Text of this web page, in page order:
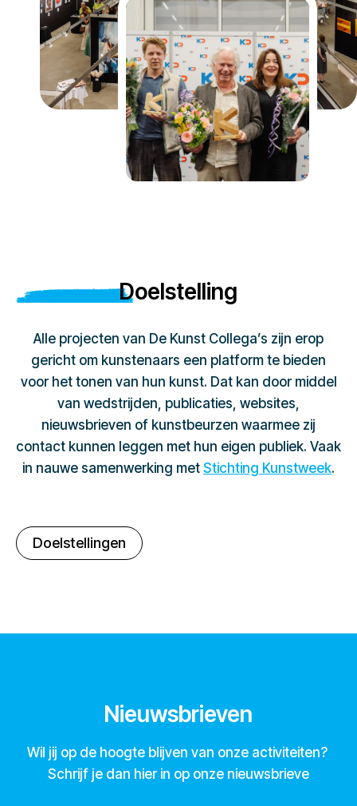
Doelstelling
Alle projecten van De Kunst Collega’s zijn erop
gericht om kunstenaars een platform te bieden
voor het tonen van hun kunst. Dat kan door middel
van wedstrijden, publicaties, websites,
nieuwsbrieven of kunstbeurzen waarmee zij
contact kunnen leggen met hun eigen publiek. Vaak
in nauwe samenwerking met Stichting Kunstweek.
Doelstellingen
Nieuwsbrieven
Wil jij op de hoogte blijven van onze activiteiten?
Schrijf je dan hier in op onze nieuwsbrieve